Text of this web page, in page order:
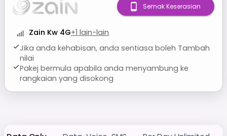
Zain Kw 4G+1 lain-lain
Jika anda kehabisan, anda sentiasa boleh Tambah
nilai
Pakej bermula apabila anda menyambung ke
rangkaian yang disokong
Semak Keserasian